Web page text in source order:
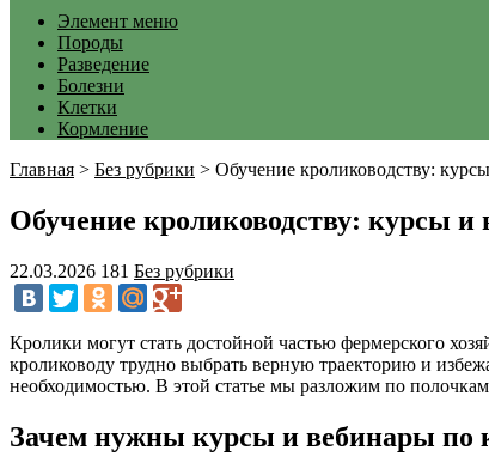
Элемент меню
Породы
Разведение
Болезни
Клетки
Кормление
Главная > Без рубрики > Обучение кролиководству:
Обучение кролиководству: курсы
22.03.2026 181 Без рубрики
Кролики могут стать достойной частью фермерского
кролиководу трудно выбрать верную траекторию и
необходимостью. В этой статье мы разложим по
Зачем нужны курсы и вебинары по